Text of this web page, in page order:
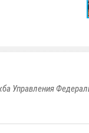
Управления